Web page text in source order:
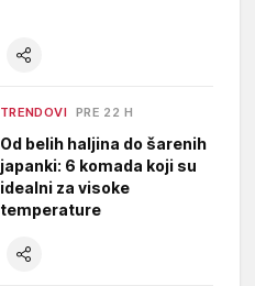
TRENDOVI PRE 22 H
Od belih haljina do šarenih
japanki: 6 komada koji su
idealni za visoke
temperature